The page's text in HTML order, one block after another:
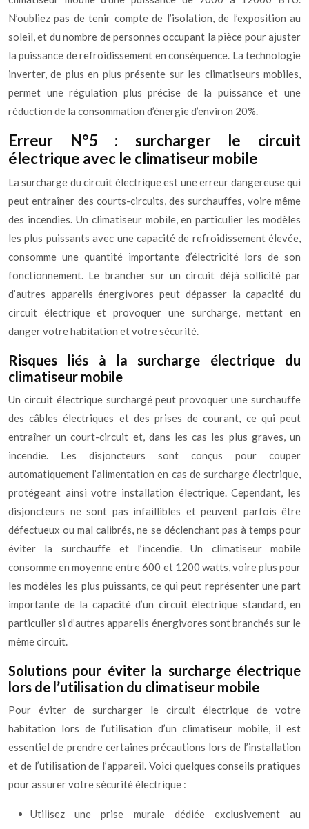
N’oubliez pas de tenir compte de l’isolation, de l’exposition au
soleil, et du nombre de personnes occupant la pièce pour ajuster
la puissance de refroidissement en conséquence. La technologie
inverter, de plus en plus présente sur les climatiseurs mobiles,
permet une régulation plus précise de la puissance et une
réduction de la consommation d’énergie d’environ 20%.
Erreur N°5 : surcharger le circuit
électrique avec le climatiseur mobile
La surcharge du circuit électrique est une erreur dangereuse qui
peut entraîner des courts-circuits, des surchauffes, voire même
des incendies. Un climatiseur mobile, en particulier les modèles
les plus puissants avec une capacité de refroidissement élevée,
consomme une quantité importante d’électricité lors de son
fonctionnement. Le brancher sur un circuit déjà sollicité par
d’autres appareils énergivores peut dépasser la capacité du
circuit électrique et provoquer une surcharge, mettant en
danger votre habitation et votre sécurité.
Risques liés à la surcharge électrique du
climatiseur mobile
Un circuit électrique surchargé peut provoquer une surchauffe
des câbles électriques et des prises de courant, ce qui peut
entraîner un court-circuit et, dans les cas les plus graves, un
incendie. Les disjoncteurs sont conçus pour couper
automatiquement l’alimentation en cas de surcharge électrique,
protégeant ainsi votre installation électrique. Cependant, les
disjoncteurs ne sont pas infaillibles et peuvent parfois être
défectueux ou mal calibrés, ne se déclenchant pas à temps pour
éviter la surchauffe et l’incendie. Un climatiseur mobile
consomme en moyenne entre 600 et 1200 watts, voire plus pour
les modèles les plus puissants, ce qui peut représenter une part
importante de la capacité d’un circuit électrique standard, en
particulier si d’autres appareils énergivores sont branchés sur le
même circuit.
Solutions pour éviter la surcharge électrique
lors de l’utilisation du climatiseur mobile
Pour éviter de surcharger le circuit électrique de votre
habitation lors de l’utilisation d’un climatiseur mobile, il est
essentiel de prendre certaines précautions lors de l’installation
et de l’utilisation de l’appareil. Voici quelques conseils pratiques
pour assurer votre sécurité électrique :
Utilisez une prise murale dédiée exclusivement au